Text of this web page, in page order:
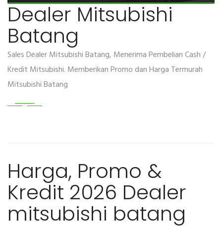
Dealer Mitsubishi
Batang
Sales Dealer Mitsubishi Batang, Menerima Pembelian Cash /
Kredit Mitsubishi. Memberikan Promo dan Harga Termurah
Mitsubishi Batang
Harga, Promo &
Kredit 2026 Dealer
mitsubishi batang